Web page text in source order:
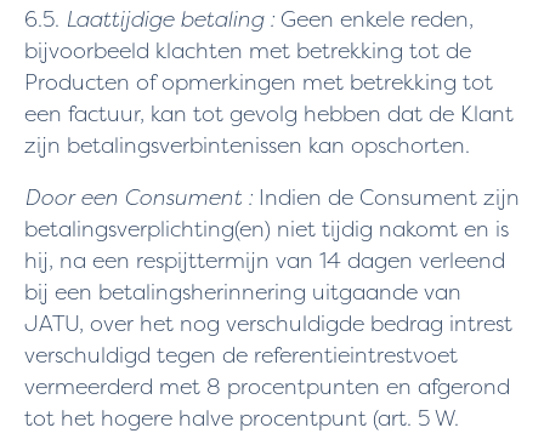
6.5. Laattijdige betaling : Geen enkele reden,
bijvoorbeeld klachten met betrekking tot de
Producten of opmerkingen met betrekking tot
een factuur, kan tot gevolg hebben dat de Klant
zijn betalingsverbintenissen kan opschorten.
Door een Consument : Indien de Consument zijn
betalingsverplichting(en) niet tijdig nakomt en is
hij, na een respijttermijn van 14 dagen verleend
bij een betalingsherinnering uitgaande van
JATU, over het nog verschuldigde bedrag intrest
verschuldigd tegen de referentieintrestvoet
vermeerderd met 8 procentpunten en afgerond
tot het hogere halve procentpunt (art. 5 W.